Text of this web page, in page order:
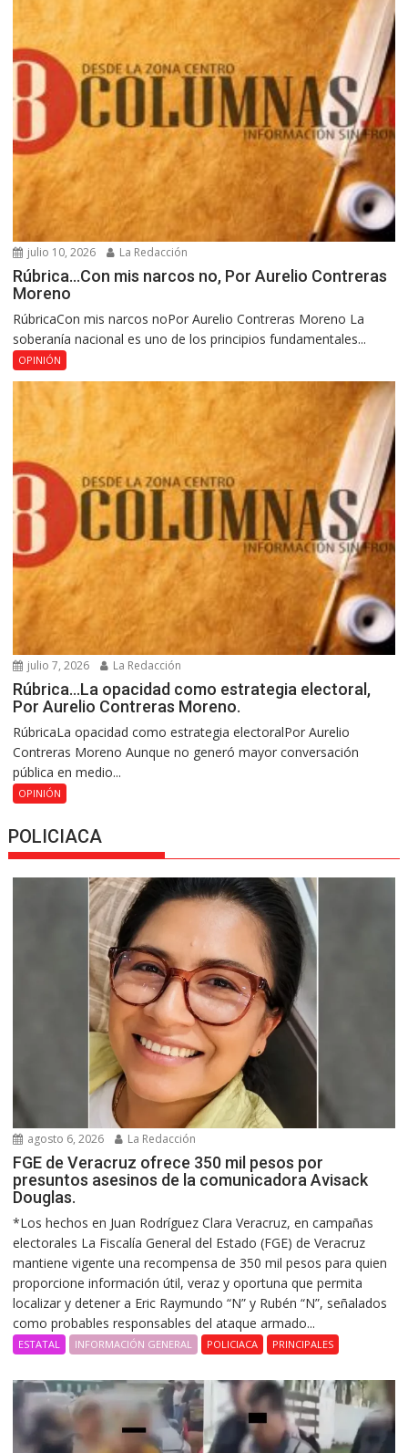
julio 10, 2026 La Redacción
Rúbrica…Con mis narcos no, Por Aurelio Contreras
Moreno
RúbricaCon mis narcos noPor Aurelio Contreras Moreno La
soberanía nacional es uno de los principios fundamentales...
OPINIÓN
julio 7, 2026 La Redacción
Rúbrica…La opacidad como estrategia electoral,
Por Aurelio Contreras Moreno.
RúbricaLa opacidad como estrategia electoralPor Aurelio
Contreras Moreno Aunque no generó mayor conversación
pública en medio...
OPINIÓN
POLICIACA
agosto 6, 2026 La Redacción
FGE de Veracruz ofrece 350 mil pesos por
presuntos asesinos de la comunicadora Avisack
Douglas.
*Los hechos en Juan Rodríguez Clara Veracruz, en campañas
electorales La Fiscalía General del Estado (FGE) de Veracruz
mantiene vigente una recompensa de 350 mil pesos para quien
proporcione información útil, veraz y oportuna que permita
localizar y detener a Eric Raymundo “N” y Rubén “N”, señalados
como probables responsables del ataque armado...
ESTATAL INFORMACIÓN GENERAL POLICIACA PRINCIPALES